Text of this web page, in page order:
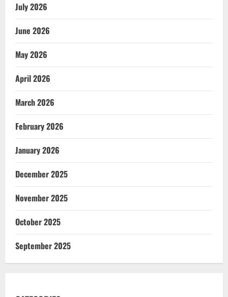
July 2026
June 2026
May 2026
April 2026
March 2026
February 2026
January 2026
December 2025
November 2025
October 2025
September 2025